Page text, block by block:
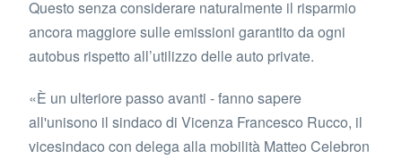
Questo senza considerare naturalmente il risparmio
ancora maggiore sulle emissioni garantito da ogni
autobus rispetto all’utilizzo delle auto private.
«È un ulteriore passo avanti - fanno sapere
all'unisono il sindaco di Vicenza Francesco Rucco, il
vicesindaco con delega alla mobilità Matteo Celebron